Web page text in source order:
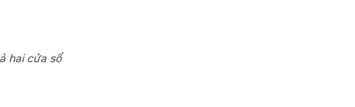
hai cửa sổ